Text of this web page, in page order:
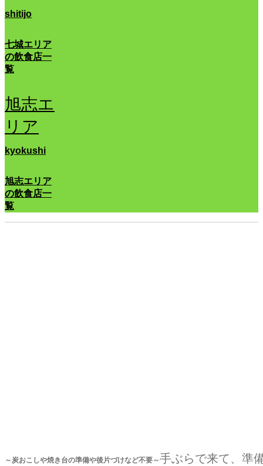
shitijo
七城エリア
の飲食店一
覧
旭志エ
リア
kyokushi
旭志エリア
の飲食店一
覧
～炭おこしや焼き台の準備や後片づけなど不要～手ぶらで来て、準